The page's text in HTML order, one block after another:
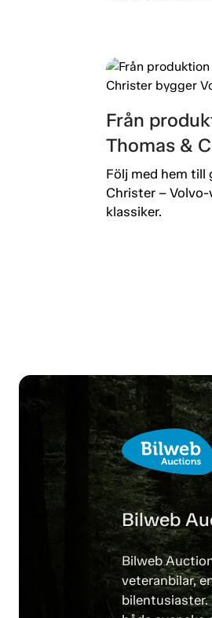
Från
Thomas &
Volvo-
Följ med hem till
Christer –
klassiker.
Bilweb
Bilweb
veteranbilar,
bilentusiaster.